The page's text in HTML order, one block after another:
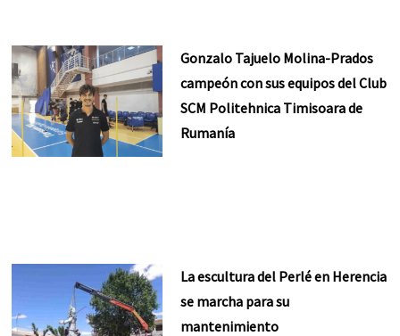
Gonzalo Tajuelo Molina-Prados
campeón con sus equipos del Club
SCM Politehnica Timisoara de
Rumanía
La escultura del Perlé en Herencia
se marcha para su
mantenimiento